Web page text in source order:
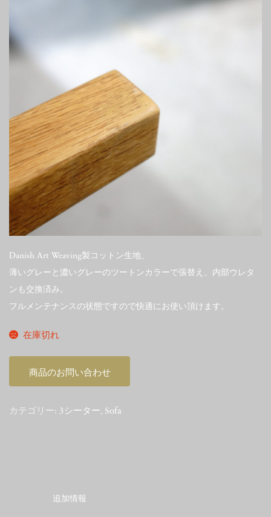
Danish Art Weaving製コットン生地、
薄いグレーと濃いグレーのツートンカラーで張替え、内部ウレタ
ンも交換済み。
フルメンテナンスの状態ですので快適にお使い頂けます。
在庫切れ
商品のお問い合わせ
カテゴリー: 3シーター, Sofa
追加情報